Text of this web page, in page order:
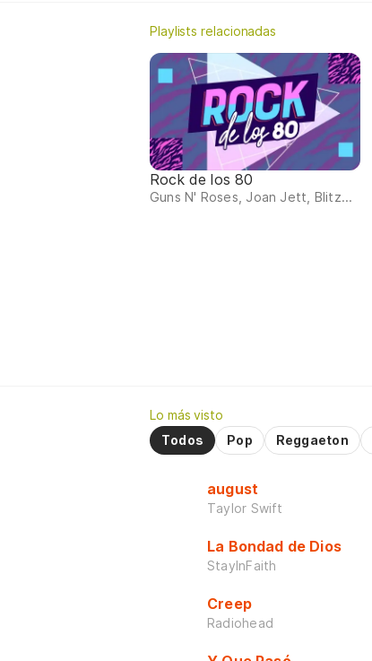
Playlists relacionadas
Rock de los 80
Guns N' Roses, Joan Jett, Blitz...
Lo más visto
Todos
Pop Reggaeton
august
Taylor Swift
La Bondad de Dios
StayInFaith
Creep
Radiohead